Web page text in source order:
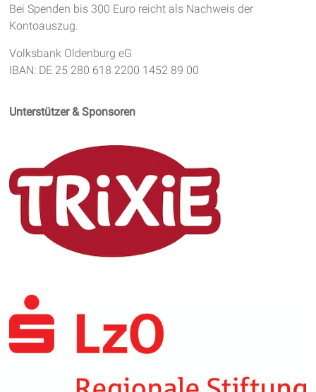
Bei Spenden bis 300 Euro reicht als Nachweis der
Kontoauszug.
Volksbank Oldenburg eG
IBAN: DE 25 280 618 2200 1452 89 00
Unterstützer & Sponsoren